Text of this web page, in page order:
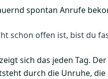
spontan Anrufe
schon offen ist, bist du
sich das jeden Tag.
durch die Unruhe, die